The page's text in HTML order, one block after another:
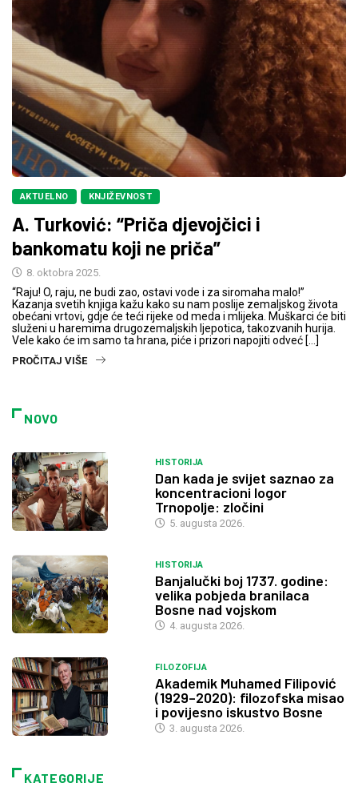
AKTUELNO KNJIŽEVNOST
A. Turković: “Priča djevojčici i
bankomatu koji ne priča”
8. oktobra 2025.
“Raju! O, raju, ne budi zao, ostavi vode i za siromaha malo!”
Kazanja svetih knjiga kažu kako su nam poslije zemaljskog života
obećani vrtovi, gdje će teći rijeke od meda i mlijeka. Muškarci će biti
služeni u haremima drugozemaljskih ljepotica, takozvanih hurija.
Vele kako će im samo ta hrana, piće i prizori napojiti odveć […]
PROČITAJ VIŠE
NOVO
HISTORIJA
Dan kada je svijet saznao za
koncentracioni logor
Trnopolje: zločini
5. augusta 2026.
HISTORIJA
Banjalučki boj 1737. godine:
velika pobjeda branilaca
Bosne nad vojskom
4. augusta 2026.
FILOZOFIJA
Akademik Muhamed Filipović
(1929–2020): filozofska misao
i povijesno iskustvo Bosne
3. augusta 2026.
KATEGORIJE